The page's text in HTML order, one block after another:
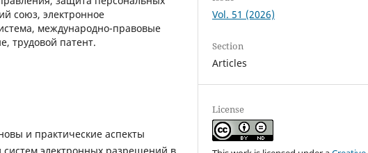
союз, электронное
международно-правовые
трудовой патент.
и практические аспекты
Vol. 51 (2026)
Section
Articles
License